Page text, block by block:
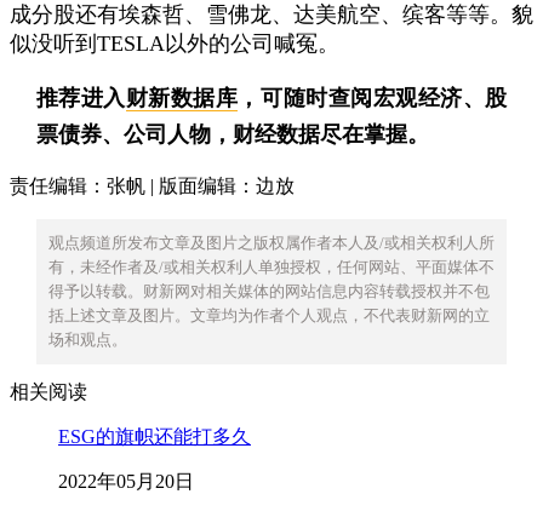
成分股还有埃森哲、雪佛龙、达美航空、缤客等等。貌
似没听到TESLA以外的公司喊冤。
推荐进入 财新数据库 ，可随时查阅宏观经济、股
票债券、公司人物，财经数据尽在掌握。
责任编辑：张帆 | 版面编辑：边放
观点频道所发布文章及图片之版权属作者本人及/或相关权利人所
有，未经作者及/或相关权利人单独授权，任何网站、平面媒体不
得予以转载。财新网对相关媒体的网站信息内容转载授权并不包
括上述文章及图片。文章均为作者个人观点，不代表财新网的立
场和观点。
相关阅读
ESG的旗帜还能打多久
2022年05月20日